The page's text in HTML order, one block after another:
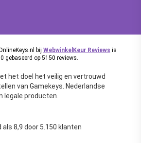
bij WebwinkelKeur Reviews is
gebaseerd op 5150 reviews.
het doel het veilig en vertrouwd
van Gamekeys. Nederlandse
legale producten.
als 8,9 door 5.150 klanten